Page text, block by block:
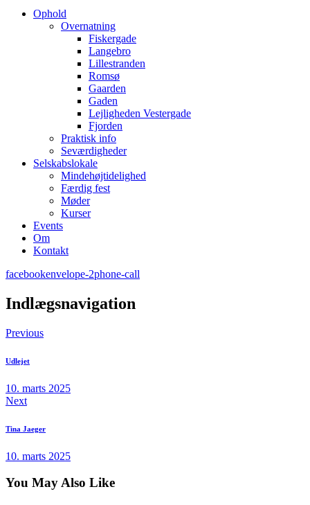
Ophold
Overnatning
Fiskergade
Langebro
Lillestranden
Romsø
Gaarden
Gaden
Lejligheden Vestergade
Fjorden
Praktisk info
Seværdigheder
Selskabslokale
Mindehøjtidelighed
Færdig fest
Møder
Kurser
Events
Om
Kontakt
facebookenvelope-2phone-call
Indlægsnavigation
Previous
Udlejet
10. marts 2025
Next
Tina Jaeger
10. marts 2025
You May Also Like